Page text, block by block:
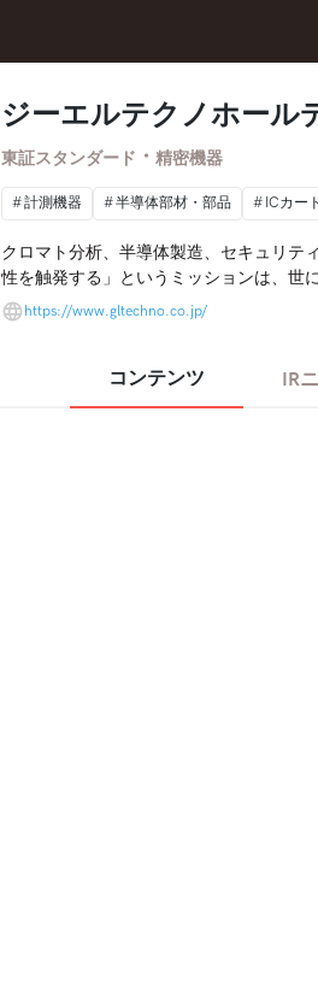
ジーエルテクノホール
東証スタンダード ・ 精密機器
計測機器 半導体部材・部品 ICカー
クロマト分析、半導体製造、セキュリテ
性を触発する」というミッションは、世
下支えという役割を担い、暮らしへの不
造」に挑戦し、唯一無二の“触発する企業
https://www.gltechno.co.jp/
コンテンツ IR